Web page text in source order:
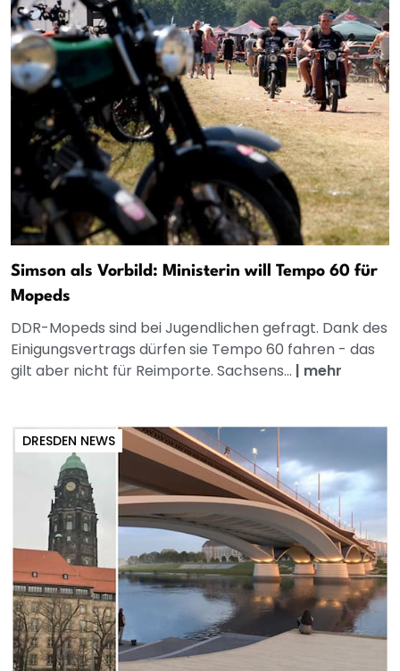
Simson als Vorbild: Ministerin will Tempo 60 für
Mopeds
DDR-Mopeds sind bei Jugendlichen gefragt. Dank des
Einigungsvertrags dürfen sie Tempo 60 fahren - das
gilt aber nicht für Reimporte. Sachsens... | mehr
DRESDEN NEWS